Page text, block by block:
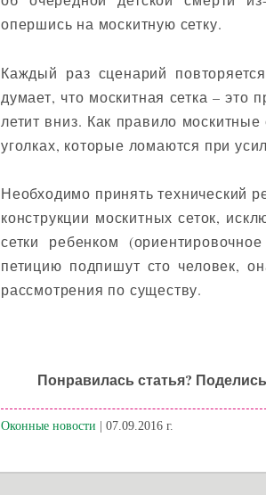
опершись на москитную сетку.
Каждый раз сценарий
думает, что москитная сетка – это
летит вниз. Как правило
уголках, которые ломаются при
Необходимо принять технический
конструкции москитных сеток,
сетки ребенком
петицию подпишут сто человек,
рассмотрения по существу.
Понравилась статья?
Оконные новости | 07.09.2016 г.